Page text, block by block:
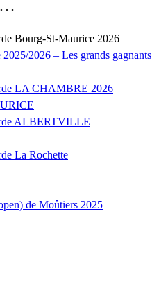
Bourg-St-Maurice 2026
2026 – Les grands gagnants
LA CHAMBRE 2026
ALBERTVILLE
La Rochette
de Moûtiers 2025